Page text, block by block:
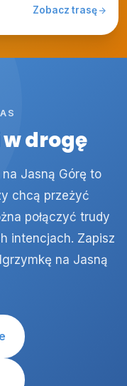
Zobacz trasę
drogę
Jasną Górę to
chcą przeżyć
połączyć trudy
intencjach. Zapisz
na Jasną